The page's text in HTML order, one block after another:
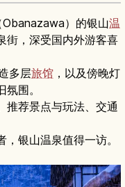
）的银山温
街，深受国内外游客喜
多层旅馆 ，以及傍晚灯
围。
推荐景点与玩法、交通
银山温泉值得一访。